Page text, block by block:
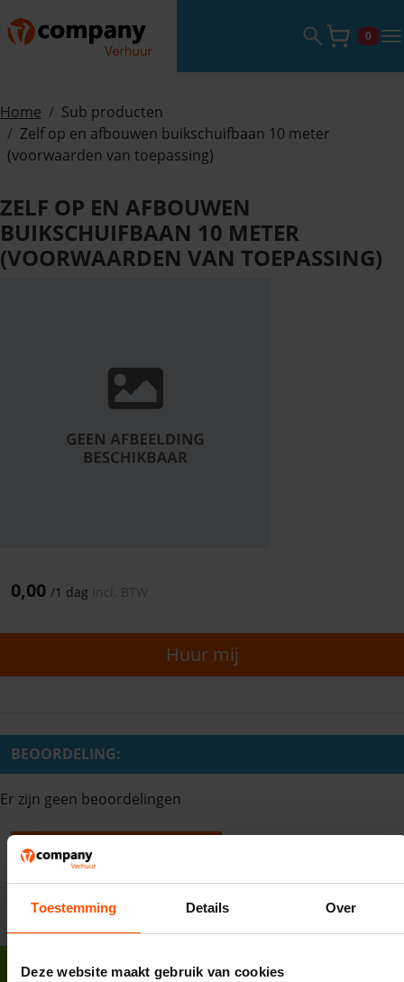
Toestemming Details Over
Deze website maakt gebruik van cookies
Zoekveld0
Home
Sub producten
Zelf op en afbouwen buikschuifbaan 10 meter
(voorwaarden van toepassing)
ZELF OP EN AFBOUWEN
BUIKSCHUIFBAAN 10 METER
(VOORWAARDEN VAN TOEPASSING)
0,00 /1 dag Incl. BTW
Huur mij
BEOORDELING:
Er zijn geen beoordelingen
Een beoordeling toevoegen